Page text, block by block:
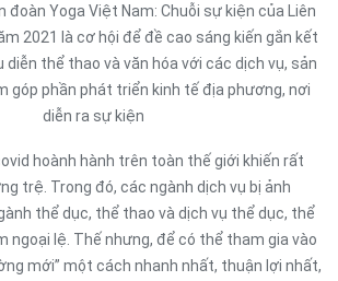
đoàn Yoga Việt Nam: Chuỗi sự kiện của Liên
2021 là cơ hội để đề cao sáng kiến gắn kết
thể thao và văn hóa với các dịch vụ, sản
góp phần phát triển kinh tế địa phương, nơi
diễn ra sự kiện
hoành hành trên toàn thế giới khiến rất
trệ. Trong đó, các ngành dịch vụ bị ảnh
thể dục, thể thao và dịch vụ thể dục, thể
ngoại lệ. Thế nhưng, để có thể tham gia vào
mới” một cách nhanh nhất, thuận lợi nhất,